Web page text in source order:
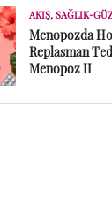
AKIŞ, SAĞLIK-
Menopozda
Replasman
Menopoz II